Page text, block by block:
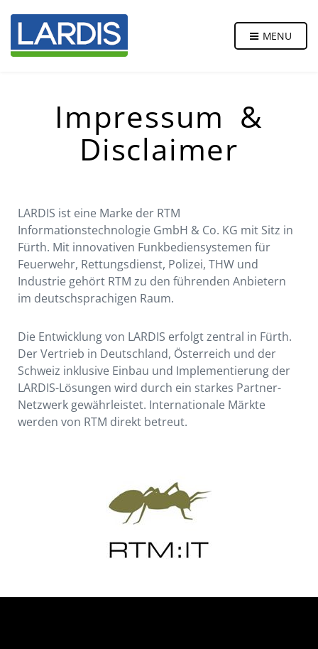
MENU
Impressum &
Disclaimer
LARDIS ist eine Marke der RTM
Informationstechnologie GmbH & Co. KG mit Sitz in
Fürth. Mit innovativen Funkbediensystemen für
Feuerwehr, Rettungsdienst, Polizei, THW und
Industrie gehört RTM zu den führenden Anbietern
im deutschsprachigen Raum.
Die Entwicklung von LARDIS erfolgt zentral in Fürth.
Der Vertrieb in Deutschland, Österreich und der
Schweiz inklusive Einbau und Implementierung der
LARDIS-Lösungen wird durch ein starkes Partner-
Netzwerk gewährleistet. Internationale Märkte
werden von RTM direkt betreut.